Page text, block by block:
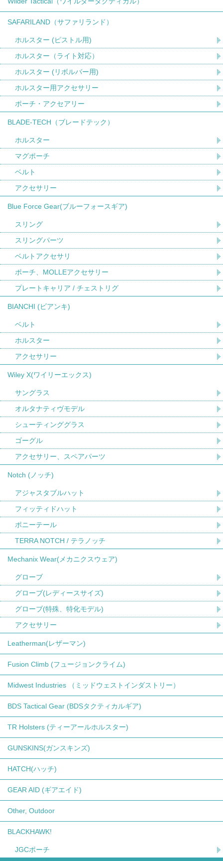
SAFARILAND（サファリランド）
ホルスター (ピストル用)
ホルスター（ライト対応）
ホルスター (リボルバー用)
ホルスター用アクセサリー
ポーチ・アクセアリー
BLADE-TECH（ブレードテック）
ホルスター
マグポーチ
ベルト
アクセサリー
Blue Force Gear(ブルーフォースギア)
スリング
スリングパーツ
ベルトアクセサリ
ポーチ、MOLLEアクセサリー
プレートキャリア / チェストリグ
BIANCHI (ビアンキ)
ベルト
ホルスター
アクセサリー
Wiley X(ワイリーエックス)
サングラス
オルタナティヴモデル
シューティンググラス
ゴーグル
アクセサリー、スペアパーツ
Notch (ノッチ)
アジャスタブルハット
フィッティドハット
ポニーテール
TERRA NOTCH / テラノッチ
Mechanix Wear(メカニクスウェア)
グローブ
グローブ(レディースサイズ)
グローブ(特殊、特化モデル)
アクセサリー
Leatherman(レザーマン)
Fusion Climb (フュージョンクライム)
Midwest Industries （ミッドウェストインダストリー）
BDS Tactical Gear (BDSタクティカルギア)
TR Holsters (ティーアールホルスター)
GUNSKINS(ガンスキンズ)
HATCH(ハッチ)
GEAR AID (ギアエイド)
Other, Outdoor
BLACKHAWK!
JGCポーチ